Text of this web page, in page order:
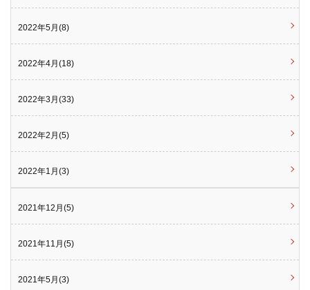
2022年5月(8)
2022年4月(18)
2022年3月(33)
2022年2月(5)
2022年1月(3)
2021年12月(5)
2021年11月(5)
2021年5月(3)